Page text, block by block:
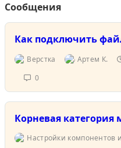
Сообщения
Как подключить
Верстка Артем К.
0